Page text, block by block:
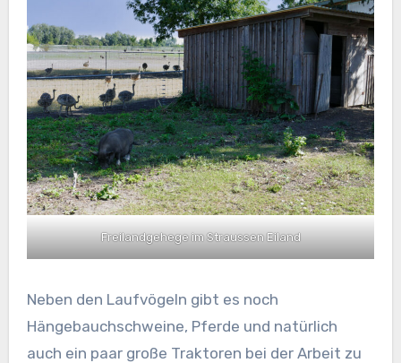
Freilandgehege im Straussen Eiland
Neben den Laufvögeln gibt es noch
Hängebauchschweine, Pferde und natürlich
auch ein paar große Traktoren bei der Arbeit zu